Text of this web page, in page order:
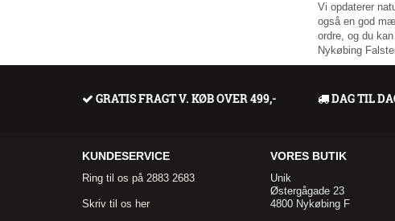
Vi opdaterer
også en god
ordre, og du
Nykøbing
GRATIS FRAGT V. KØB OVER 499,- DAG TIL
KUNDESERVICE
Ring til os på 2883 2683
Skriv til os her
VORES BUTIK
Unik
Østergågade 23
4800 Nykøbing F